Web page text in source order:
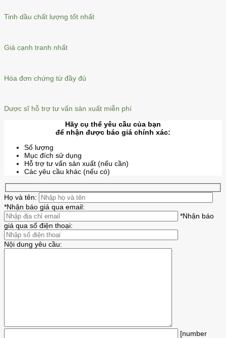
Tinh dầu chất lượng tốt nhất
Giá cạnh tranh nhất
Hóa đơn chứng từ đầy đủ
Dược sĩ hỗ trợ tư vấn sản xuất miễn phí
Hãy cụ thể yêu cầu của bạn
để nhận được báo giá chính xác:
Số lượng
Mục đích sử dụng
Hỗ trợ tư vấn sản xuất (nếu cần)
Các yêu cầu khác (nếu có)
Họ và tên:
*Nhận báo giá qua email:
*Nhận báo
giá qua số điện thoại:
Nội dung yêu cầu:
[number